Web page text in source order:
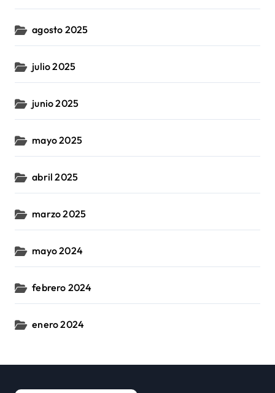
agosto 2025
julio 2025
junio 2025
mayo 2025
abril 2025
marzo 2025
mayo 2024
febrero 2024
enero 2024